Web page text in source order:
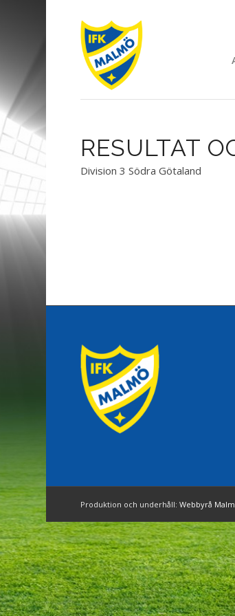
RESULTAT
Division 3 Södra Götaland
Produktion och underhåll:Webbyrå